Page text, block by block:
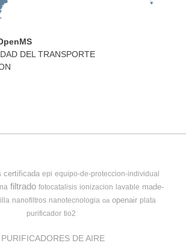
DEL TRANSPORTE
certificada epi equipo-de-proteccion-individual
filtrado fotocatalisis ionizacion lavable made-
nanofiltros nanotecnologia oa openair plata
purificador tio2
PURIFICADORES DE AIRE